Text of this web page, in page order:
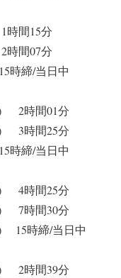
時間15分
間07分
時締/当日中
) 2時間01分
) 3時間25分
時締/当日中
) 4時間25分
) 7時間30分
) 15時締/当日中
) 2時間39分